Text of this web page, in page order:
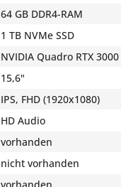
64 GB DDR4-RAM
1 TB NVMe SSD
NVIDIA Quadro RTX 3000
15,6"
IPS, FHD (1920x1080)
HD Audio
vorhanden
nicht vorhanden